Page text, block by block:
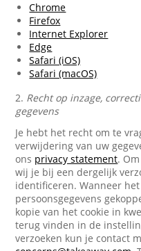
Chrome
Firefox
Internet Explorer
Edge
Safari (iOS)
Safari (macOS)
2. Recht op inzage,
gegevens
Je hebt het recht om te
verwijdering van uw
ons privacy statement.
wij je bij een dergelijk
identificeren. Wanneer
persoonsgegevens
kopie van het cookie in
terug vinden in de
verzoeken kun je contact